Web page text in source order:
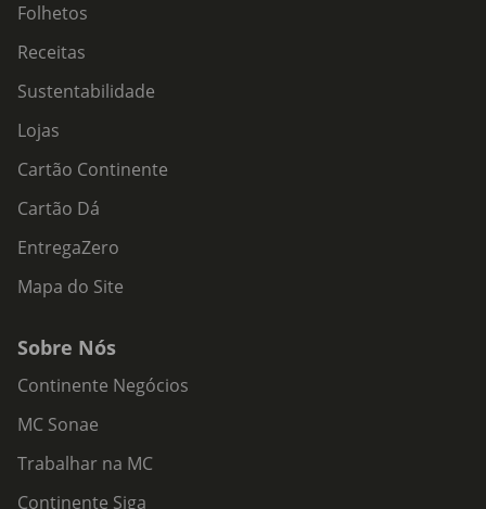
Folhetos
Receitas
Sustentabilidade
Lojas
Cartão Continente
Cartão Dá
EntregaZero
Mapa do Site
Sobre Nós
Continente Negócios
MC Sonae
Trabalhar na MC
Continente Siga